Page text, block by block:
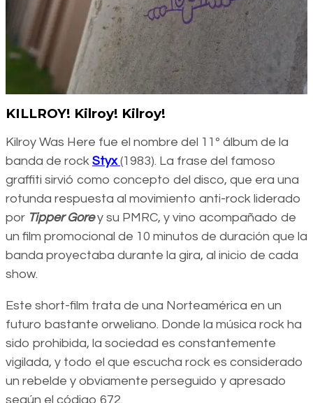
KILLROY! Kilroy! Kilroy!
Kilroy Was Here fue el nombre del 11º álbum de la
banda de rock Styx (1983). La frase del famoso
graffiti sirvió como concepto del disco, que era una
rotunda respuesta al movimiento anti-rock liderado
por Tipper Gorey su PMRC, y vino acompañado de
un film promocional de 10 minutos de duración que la
banda proyectaba durante la gira, al inicio de cada
show.
Este short-film trata de una Norteamérica en un
futuro bastante orweliano. Donde la música rock ha
sido prohibida, la sociedad es constantemente
vigilada, y todo el que escucha rock es considerado
un rebelde y obviamente perseguido y apresado
según el código 672.